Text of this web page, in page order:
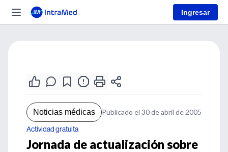
Ingresar
Noticias médicas Publicado el 30 de abril de 2005
Actividad gratuita
Jornada de actualización sobre